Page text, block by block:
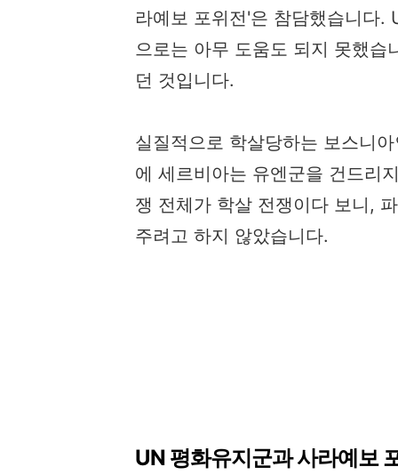
라예보 포위전'은 참담했습니다.
으로는 아무 도움도 되지 못했습
던 것입니다.
실질적으로 학살당하는 보스니
에 세르비아는 유엔군을 건드리
쟁 전체가 학살 전쟁이다 보니,
주려고 하지 않았습니다.
UN 평화유지군과 사라예보